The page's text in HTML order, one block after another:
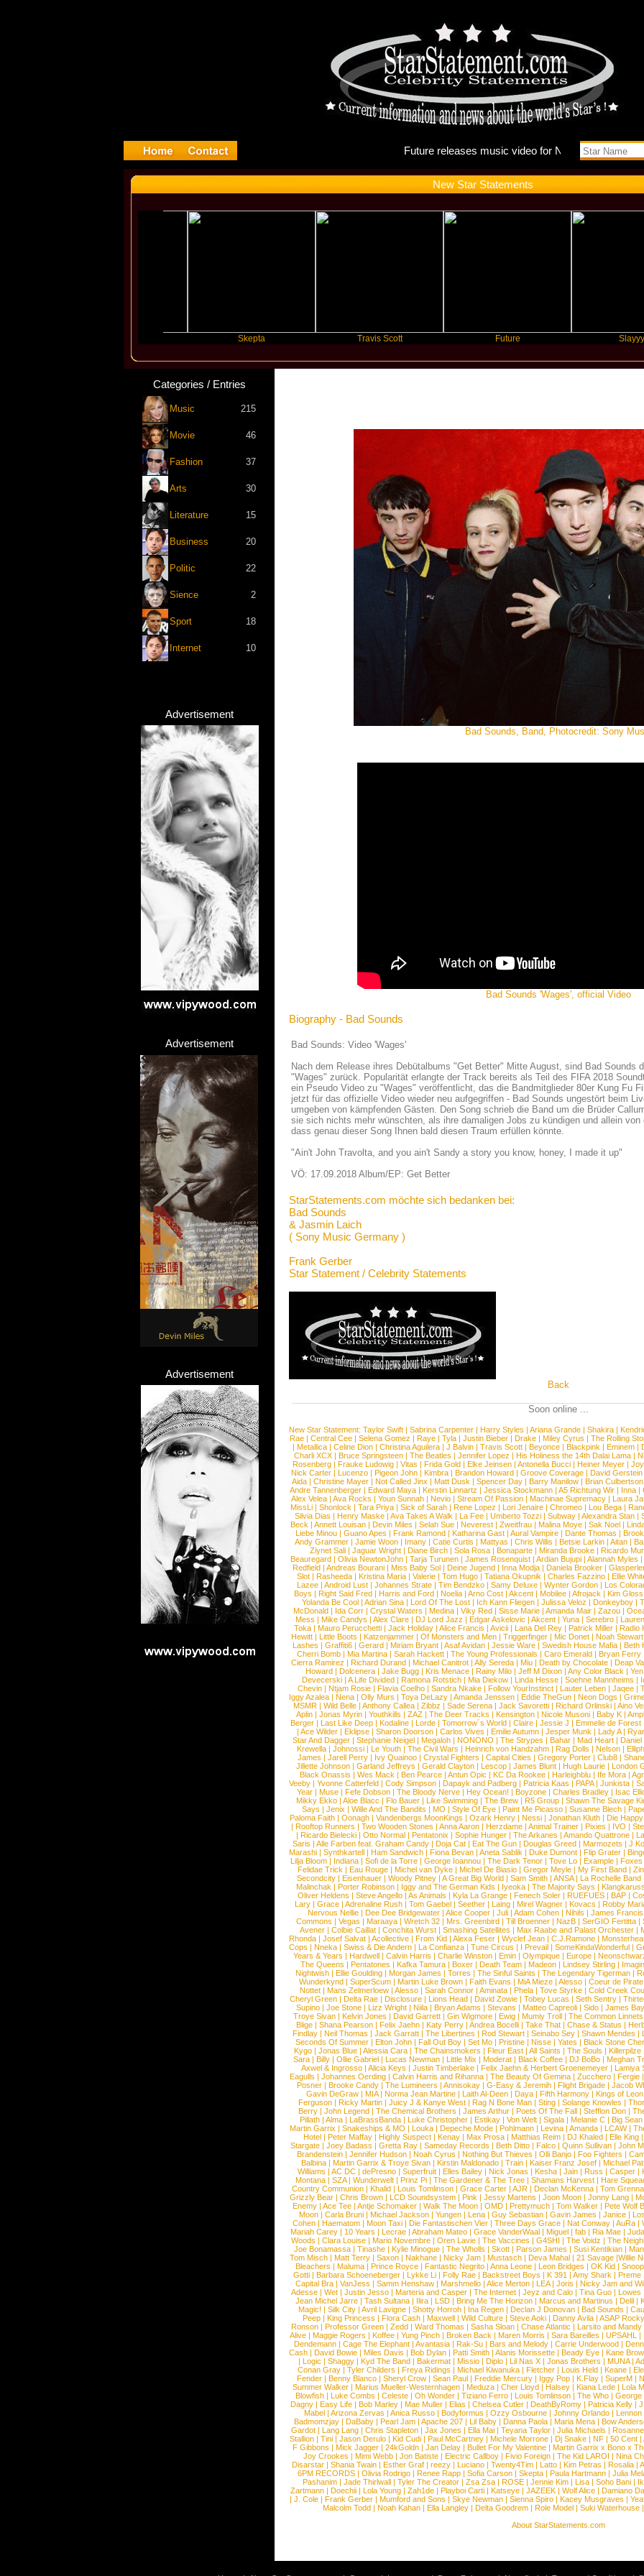
Future
New Star Statements
Travis Scott Slayyyer
Categories / Entries
Music 215
Movie 46
Fashion 37
Arts 30
Literature 15
Business 20
Politic 22
Sience 2
Sport 18
Internet 10
Advertisement
Advertisement
Advertisement
Bad Sounds, Band, Photocredit: Sony
Bad Sounds 'Wages', official Video
Biography - Bad Sounds
Bad Sounds: Video 'Wages'
Nach dem Release ihres Debütalbums "Get Better" Mitte August, sind Bad Sounds
"Wages" zurück. Popularität erlangte der Track bereits als Teil des FIFA 2018
ein Pseudo Video zu "Wages" veröffentlicht, das die Bandmitglieder 80er Kung Fu
jetzt für das offizielle Video wieder neu aufgegriffen - Bad Sounds ungestört beim
umgeben von kämpfenden Gästen. Den Song schrieb die Band um die Brüder
sie sich nichts mehr wünschten, als ihre damaligen Jobs zu kündigen und allein
dass genau dieser Song Ihnen bald diesen Traum erfüllen könnte.
"Ain't John Travolta, and you ain't Sandy a story you know, honey, I made it up"
VÖ: 17.09.2018 Album/EP: Get Better
StarStatements.com möchte sich bedanken bei:
Bad Sounds
& Jasmin Laich
( Sony Music Germany )
Frank Gerber
Star Statement / Celebrity Statements
Back
Soon online ...
New Star Statement: Taylor Swift | Sabrina Carpenter | Harry Styles | Ariana Grande | Shakira |
Rae| Central Cee| Selena Gomez | Raye| Tyla| Justin Bieber| Drake| Miley Cyrus | The Rolling
| Metallica | Celine Dion | Christina Aguilera | J Balvin | Travis Scott | Beyonce | Blackpink | Eminem |
Charli XCX| Bruce Springsteen| The Beatles | Jennifer Lopez | His Holiness the 14th Dalai Lama|
Rosenberg | Frauke Ludowig | Vitas | Frida Gold | Elke Jeinsen | Antonella Bucci | Heiner Meyer |
Nick Carter | Lucenzo | Pigeon John | Kimbra | Brandon Howard | Groove Coverage | David Gerstein
Aida| Christine Mayer| Not Called Jinx | Matt Dusk | Spencer Day| Barry Manilow| Brian Culbertson
Andre Tannenberger | Edward Maya | Kerstin Linnartz | Jessica Stockmann | A5 Richtung Wir | Inna |
Alex Velea | Ava Rocks | Youn Sunnah | Nevio | Stream Of Passion | Machinae Supremacy | Laura
MissLi | Shonlock | Tara Priya | Sick of Sarah | Rene Lopez | Lori Jenaire | Chromeo | Lou Bega |
Silvia Dias | Henry Maske| Ava Takes A Walk | La Fee| Umberto Tozzi| Subway| Alexandra Stan|
Beck | Annett Louisan| Devin Miles | Selah Sue| Neverest| Zweitfrau| Malina Moye| Sak Noel|
Liebe Minou| Guano Apes | Frank Ramond| Katharina Gast| Aural Vampire| Dante Thomas |
Andy Grammer| Jamie Woon| Imany| Catie Curtis | Mattyas | Chris Willis | Betsie Larkin| Aitan|
Ziynet Sali| Jaguar Wright| Diane Birch| Sola Rosa| Bonaparte| Miranda Brooke| Ricardo
Beauregard| Olivia NewtonJohn| Tarja Turunen| James Rosenquist| Ardian Bujupi| Alannah Myles |
Redfield | Andreas Bourani | Miss Baby Sol | Deine Jugend | Inna Modja | Daniela Brooker |
Slot | Rasheeda | Kristina Maria | Valerie | Tom Hugo | Tatiana Okupnik | Charles Fazzino | Ellie
Lazee | Android Lust | Johannes Strate | Tim Bendzko | Samy Deluxe | Wynter Gordon | Los
Boys | Right Said Fred | Harris and Ford | Noelia | Arno Cost | Akcent | Mobilee | Afrojack | Kim Gloss
Yolanda Be Cool| Adrian Sina| Lord Of The Lost| Ich Kann Fliegen| Julissa Veloz | Donkeyboy|
McDonald| Ida Corr| Crystal Waters | Medina| Viky Red| Sisse Marie| Amanda Mair| Zazou|
Mess | Mike Candys | Alex Clare | DJ Lord Jazz | Edgar Askelovic | Akcent | Yuna | Serebro |
Toka | Mauro Perucchetti | Jack Holiday | Alice Francis | Avicii | Lana Del Rey | Patrick Miller | Radio
Hewitt| Little Boots | Katzenjammer| Of Monsters and Men| Triggerfinger| Mic Donet| Noah Stewart
Lashes | Graffiti6| Gerard| Miriam Bryant| Asaf Avidan| Jessie Ware| Swedish House Mafia| Beth
Cherri Bomb | Mia Martina | Sarah Hackett | The Young Professionals | Caro Emerald | Bryan Ferry
Cierra Ramirez | Richard Durand | Michael Canitrot | Ally Sereda | Miu | Death by Chocolate | Deap
Howard| Dolcenera| Jake Bugg| Kris Menace| Rainy Milo| Jeff M Dixon| Any Color Black | Yen
Devecerski| A Life Divided| Ramona Rotstich| Mia Diekow| Linda Hesse| Soehne Mannheims |
Chevin| Ntjam Rosie| Flavia Coelho| Sandra Nkake| Follow YourInstinct| Lauter Leben| Jaqee|
Iggy Azalea | Nena | Olly Murs | Toya DeLazy | Amanda Jenssen | Eddie TheGun | Neon Dogs |
MSMR| Wild Belle| Anthony Callea| Zibbz | Sade Serena| Jack Savoretti| Richard Orlinski| Aino
Aplin | Jonas Myrin | Youthkills | ZAZ | The Deer Tracks | Kensington | Nicole Musoni | Baby K |
Berger| Last Like Deep| Kodaline| Lorde| Tomorrow´s World| Claire| Jessie J | Emmelie de Forest
| Ace Wilder| Eklipse| Sharon Doorson| Carlos Vives | Emilie Autumn| Jesper Munk | Lady A|
Star And Dagger | Stephanie Neigel | Megaloh | NONONO | The Strypes | Bahar | Mad Heart |
Krewella | Johnossi | Le Youth | The Civil Wars | Heinrich von Handzahm | Rag Dolls | Nelson |
James | Jarell Perry | Ivy Quainoo | Crystal Fighters | Capital Cities | Gregory Porter | Club8 |
Jillette Johnson | Garland Jeffreys | Gerald Clayton | Lescop | James Blunt | Hugh Laurie | London
Black Onassis | Wes Mack | Ben Pearce | Antun Opic | KC Da Rookee | Harleighblu | Ife Mora |
Veeby | Yvonne Catterfeld | Cody Simpson | Dapayk and Padberg | Patricia Kaas | PAPA| Junkista |
Year| Muse| Fefe Dobson| The Bloody Nerve| Hey Ocean! | Boyzone| Charles Bradley| Isac
Mikky Ekko | Aloe Blacc | Flo Bauer | Like Swimming | The Brew | R5 Group | Shawn The Savage
Says | Jenix | Wille And The Bandits | MO | Style Of Eye | Paint Me Picasso | Susanne Blech |
Paloma Faith| Oonagh| Vandenbergs MoonKings | Ozark Henry| Nessi| Jonathan Kluth| Die Happy
| Rooftop Runners | Two Wooden Stones | Anna Aaron| Herzdame| Animal Trainer| Pixies | IVO |
| Ricardo Bielecki | Otto Normal | Pentatonix | Sophie Hunger | The Arkanes | Amando Quattrone |
Saris | Alle Farben feat. Graham Candy | Doja Cat | Eat The Gun | Douglas Greed | Marmozets | J
Marashi | Synthkartell | Ham Sandwich | Fiona Bevan | Aneta Sablik | Duke Dumont | Flip Grater |
Lilja Bloom | Indiana | Sofi de la Torre | George Ioannou | The Dark Tenor | Tove Lo | Example | Foxes
Felidae Trick | Eau Rouge | Michel van Dyke | Michel De Biasio | Gregor Meyle | My First Band |
Secondcity| Eisenhauer| Woody Pitney| A Great Big World| Sam Smith| ANSA| La Rochelle Band
Malinchak | Porter Robinson| Iggy and The German Kids | Iyeoka| The Majority Says |
Oliver Heldens | Steve Angello| As Animals | Kyla La Grange| Fenech Soler| RUEFUES| BAP|
Lary | Grace | Adrenaline Rush | Tom Gaebel | Seether | Laing | Mirel Wagner | Kovacs | Robby
Nervous Nellie | Dee Dee Bridgewater | Alice Cooper | Juli | Adam Cohen | Nihils | James Francis
Commons | Vegas | Maraaya| Wretch 32| Mrs. Greenbird| Till Broenner| NazB| SerGIO Fertitta|
Avener | Colbie Caillat | Conchita Wurst | Smashing Satellites | Max Raabe and Palast Orchester |
Rhonda | Josef Salvat | Acollective | From Kid | Alexa Feser | Wyclef Jean | C.J.Ramone |
Cops | Nneka | Swiss & Die Andern | La Confianza | Tune Circus | I Prevail | SomeKindaWonderful |
Years & Years | Hardwell| Calvin Harris | Charlie Winston| Emin| Olympique| Europe|
The Queens | Pentatones | Kafka Tamura | Boxer | Death Team | Madeon | Lindsey Stirling |
Nightwish| Ellie Goulding| Morgan James | Torres | The Sinful Saints | The Legendary Tigerman|
Wunderkynd | SuperScum | Martin Luke Brown | Faith Evans | MiA Mieze | Alesso | Coeur de Pirate
Nottet| Mans Zelmerloew| Alesso| Sarah Connor| Aminata| Phela| Tove Styrke| Cold Creek
Cheryl Green| Delta Rae| Disclosure| Lions Head| David Zowie| Tobey Lucas | Seth Sentry|
Supino| Joe Stone| Lizz Wright| Niila| Bryan Adams | Stevans | Matteo Capreoli| Sido| James Bay
Troye Sivan | Kelvin Jones | David Garrett | Gin Wigmore | Ewig | Mumiy Troll | The Common Linnets
Blige | Shana Pearson | Felix Jaehn | Katy Perry | Andrea Bocelli | Take That | Chase & Status |
Findlay| Neil Thomas | Jack Garratt| The Libertines | Rod Stewart| Seinabo Sey| Shawn Mendes |
Seconds Of Summer| Elton John| Fall Out Boy| Set Mo| Pristine| Nisse| Yates | Black Stone
Kygo| Jonas Blue| Alessia Cara| The Chainsmokers | Fleur East| All Saints | The Souls | Killerpilze
Sara| Billy| Ollie Gabriel| Lucas Newman| Little Mix | Moderat| Black Coffee| DJ BoBo| Meghan
Axwel & Ingrosso | Alicia Keys | Justin Timberlake | Felix Jaehn & Herbert Groenemeyer | Lamiya
Eagulls | Johannes Oerding| Calvin Harris and Rihanna| The Beauty Of Gemina| Zucchero| Fergie
Posner| Brooke Candy| The Lumineers | Annisokay| G-Easy & Jeremih| Flight Brigade| Jacob
Gavin DeGraw | MIA| Norma Jean Martine | Laith Al-Deen | Daya | Fifth Harmony | Kings of Leon
Ferguson | Ricky Martin | Juicy J & Kanye West | Rag N Bone Man | Sting | Solange Knowles |
Berry | John Legend | The Chemical Brothers | James Arthur | Poets Of The Fall | Stefflon Don |
Pillath| Alma| LaBrassBanda| Luke Christopher| Estikay| Von Welt| Sigala| Melanie C| Big Sean
Martin Garrix | Snakeships & MO | Louka | Depeche Mode | Pohlmann | Levina | Amanda | LCAW|
Hotel | Peter Maffay | Highly Suspect | Kenay | Max Prosa | Matthias Reim | DJ Khaled | Elle King
Stargate| Joey Badass | Gretta Ray| Sameday Records | Beth Ditto| Falco| Quinn Sullivan| John
Brandenstein| Jennifer Hudson| Noah Cyrus | Nothing But Thieves | Olli Banjo| Foo Fighters |
Balbina | Martin Garrix & Troye Sivan | Kirstin Maldonado | Train | Kaiser Franz Josef | Michael
Williams | AC DC| dePresno| Superfruit| Elles Bailey| Nick Jonas | Kesha| Jain| Russ | Casper|
Montana| SZA| Wunderwelt| Prinz Pi| The Gardener & The Tree| Shamans Harvest| Hare
Country Communion | Khalid | Louis Tomlinson | Grace Carter | AJR | Declan McKenna | Tom
Grizzly Bear | Chris Brown | LCD Soundsystem | Pink | Jessy Martens | Joon Moon | Jonny Lang |
Enemy | Ace Tee | Antje Schomaker | Walk The Moon | OMD | Prettymuch | Tom Walker | Pete Wolf
Moon| Carla Bruni| Michael Jackson| Yungen| Lena| Guy Sebastian| Gavin James | Janice|
Cohen| Haematom| Moon Taxi| Die Fantastischen Vier| Three Days Grace| Nat Conway| AuRa|
Mariah Carey | 10 Years | Lecrae | Abraham Mateo | Grace VanderWaal | Miguel | fab | Ria Mae |
Woods | Clara Louise| Mario Novembre| Oren Lavie| The Vaccines | G4SHI | The Voidz | The
Joe Bonamassa | Tinashe | Kylie Minogue | The Wholls | Skott | Parson James | Susi Kentikian |
Tom Misch| Matt Terry| Saxon| Nakhane| Nicky Jam| Mustasch| Deva Mahal| 21 Savage|Willie
Bleachers | Maluma | Prince Royce | Fantastic Negrito | Anna Leone | Leon Bridges | OK Kid |
Gotti| Barbara Schoeneberger| Lykke Li| Folly Rae| Backstreet Boys | K 391 | Amy Shark | Preme
Capital Bra| VanJess | Samm Henshaw| Marshmello| Alice Merton| LEA| Joris | Nicky Jam and
Adesse| Wet| Justin Jesso| Marteria and Casper| The Internet| Jeyz and Calo| Tina Guo| Lowes
Jean Michel Jarre| Tash Sultana| Ilira| LSD| Bring Me The Horizon| Marcus and Martinus | Delil|
Magic! | Silk City | Avril Lavigne | Shotty Horroh | Ina Regen | Declan J Donovan | Bad Sounds |
Peep| King Princess | Flora Cash| Maxwell| Wild Culture| Steve Aoki| Danny Avila| ASAP Rocky
Ronson| Professor Green| Zedd| Ward Thomas | Sasha Sloan| Chase Atlantic | Larsito and Mandy
Alive| Maggie Rogers | Koffee| Yung Pinch| Broken Back | Maren Morris | Sara Bareilles | UPSAHL |
Dendemann| Cage The Elephant| Avantasia| Rak-Su| Bars and Melody| Carrie Underwood|
Cash | David Bowie | Miles Davis | Bob Dylan | Patti Smith | Alanis Morissette | Beady Eye | Kane
| Logic | Shaggy| Kyd The Band| Bakermat| Missio| Diplo| Lil Nas X| Jonas Brothers | MUNA|
Conan Gray| Tyler Childers | Freya Ridings | Michael Kiwanuka| Fletcher| Louis Held| Keane|
Fender| Benny Blanco| Sheryl Crow| Sean Paul| Freddie Mercury| Iggy Pop| K.Flay| SuperM|
Summer Walker| Marius Mueller-Westernhagen| Meduza| Cher Lloyd| Halsey| Kiana Lede| Lola
Blowfish | Luke Combs | Celeste | Oh Wonder | Tiziano Ferro | Louis Tomlinson | The Who | George
Dagny| Easy Life| Bob Marley| Mae Muller| Elias | Chelsea Cutler| DeathByRomy| Patricia Kelly|
Mabel| Arizona Zervas | Anica Russo| Bodyformus | Ozzy Osbourne| Johnny Orlando| Lennon
Badmomzjay| DaBaby| Pearl Jam| Apache 207| Lil Baby| Danna Paola| Maria Mena| Bow
Gardot | Lang Lang | Chris Stapleton | Jax Jones | Ella Mai | Teyana Taylor | Julia Michaels |
Stallion| Tini| Jason Derulo| Kid Cudi| Paul McCartney| Michele Morrone| Dj Snake| NF| 50 Cent|
F Gibbons | Mick Jagger | 24kGoldn | Jan Delay | Bullet For My Valentine | Martin Garrix x Bono x
Joy Crookes | Mimi Webb | Jon Batiste | Electric Callboy | Fivio Foreign | The Kid LAROI | Nina
Disarstar | Shania Twain | Esther Graf | reezy | Luciano | Twenty4Tim | Latto | Kim Petras | Rosalia |
6PM RECORDS | Olivia Rodrigo | Renee Rapp | Sofia Carson | Skepta | Paula Hartmann | Julia
Pashanim| Jade Thirlwall| Tyler The Creator| Zsa Zsa| ROSE| Jennie Kim| Lisa| Soho Bani|
Zartmann | Doechii | Lola Young | Zah1de | Playboi Carti | Katseye | JAZEEK | Wolf Alice | Damiano
| J. Cole | Frank Gerber | Mumford and Sons | Skye Newman | Sienna Spiro | Kacey Musgraves |
Malcolm Todd | Noah Kahan | Ella Langley | Delta Goodrem | Role Model | Suki Waterhouse
About StarStatements.com